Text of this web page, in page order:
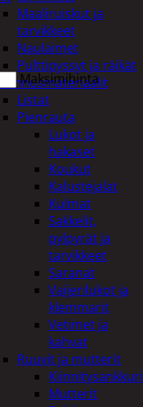
Maaliruiskut ja
tarvikkeet
Naulaimet
Pulttipyssyt ja räikät
Listat
Pienrauta
Lukot ja
hakaset
Koukut
Kalustejalat
Kulmat
Sakkelit,
pylpyrät ja
tarvikkeet
Saranat
Vaijerilukot ja
klemmarit
Vetimet ja
kahvat
Ruuvit ja mutterit
Mutterit
Maksimihinta